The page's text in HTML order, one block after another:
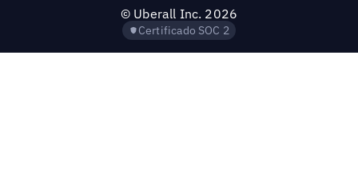
© Uberall Inc. 2026
Certificado SOC 2